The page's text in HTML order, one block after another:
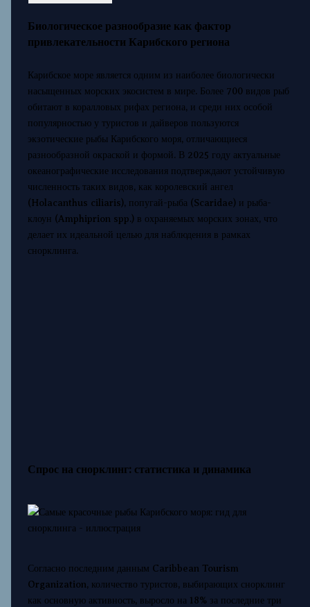
Биологическое разнообразие как фактор
привлекательности Карибского региона
Карибское море является одним из наиболее биологически
насыщенных морских экосистем в мире. Более 700 видов рыб
обитают в коралловых рифах региона, и среди них особой
популярностью у туристов и дайверов пользуются
экзотические рыбы Карибского моря, отличающиеся
разнообразной окраской и формой. В 2025 году актуальные
океанографические исследования подтверждают устойчивую
численность таких видов, как королевский ангел
(Holacanthus ciliaris), попугай-рыба (Scaridae) и рыба-
клоун (Amphiprion spp.) в охраняемых морских зонах, что
делает их идеальной целью для наблюдения в рамках
снорклинга.
Спрос на снорклинг: статистика и динамика
Согласно последним данным Caribbean Tourism
Organization, количество туристов, выбирающих снорклинг
как основную активность, выросло на 18% за последние три